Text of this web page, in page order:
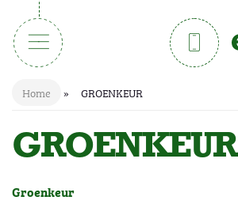
Home » GROENKEUR
GROENKEUR
Groenkeur